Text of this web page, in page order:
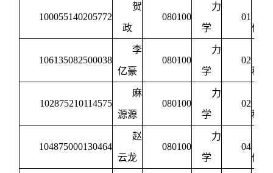
100055140205772
贺
政
080100
力
学
01
体
106135082500038
李
亿豪
080100
力
学
02
程
102875210114575
麻
源源
080100
力
学
02
程
104875000130464
赵
云龙
080100
力
学
04
体